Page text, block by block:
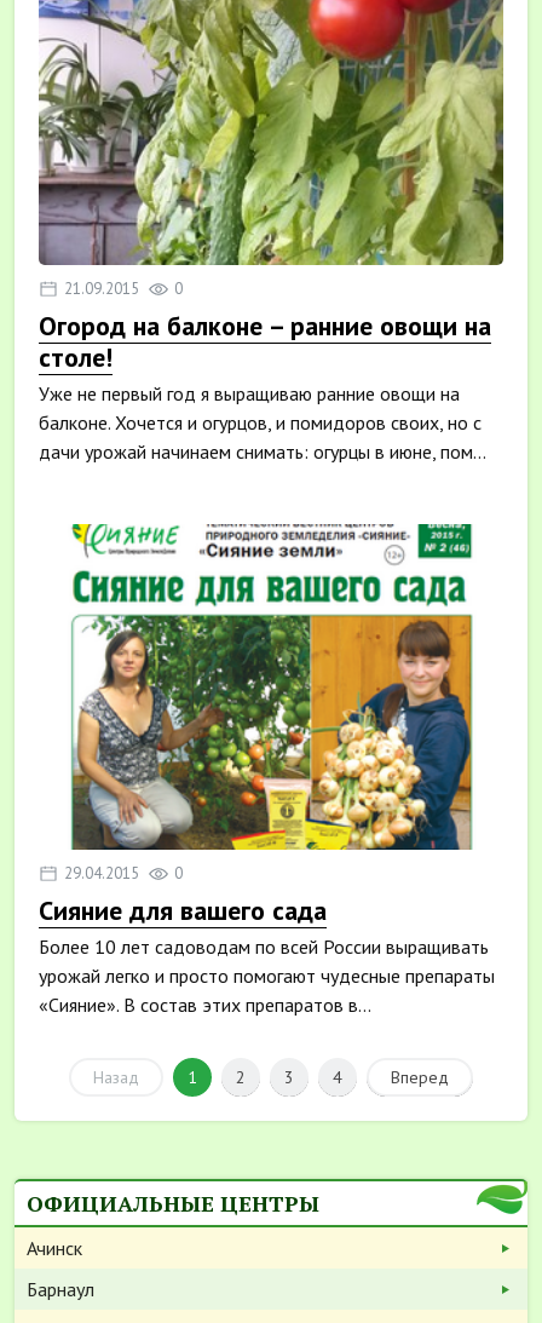
21.09.2015 0
Огород на балконе – ранние овощи на
столе!
Уже не первый год я выращиваю ранние овощи на
балконе. Хочется и огурцов, и помидоров своих, но с
дачи урожай начинаем снимать: огурцы в июне, пом...
29.04.2015 0
Сияние для вашего сада
Более 10 лет садоводам по всей России выращивать
урожай легко и просто помогают чудесные препараты
«Сияние». В состав этих препаратов в...
Назад 1 2 3 4 Вперед
ОФИЦИАЛЬНЫЕ ЦЕНТРЫ
Ачинск
Барнаул